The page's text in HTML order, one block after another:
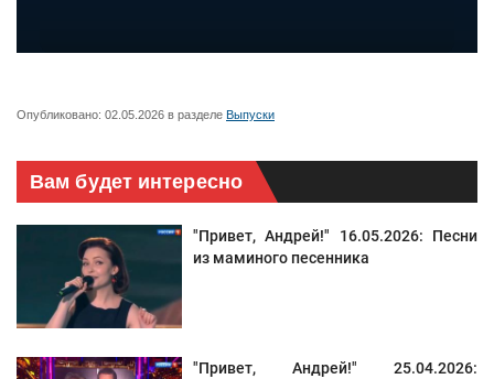
Опубликовано: 02.05.2026 в разделе Выпуски
Вам будет интересно
"Привет, Андрей!" 16.05.2026: Песни
из маминого песенника
"Привет, Андрей!" 25.04.2026: